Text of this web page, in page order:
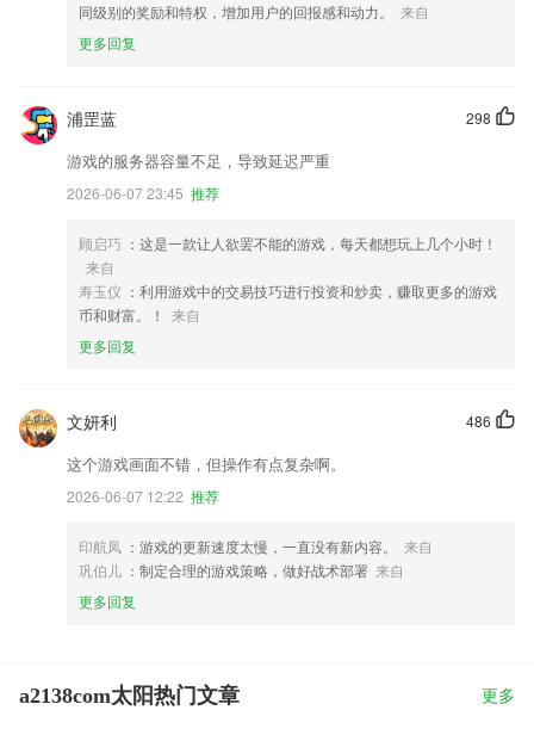
同级别的奖励和特权，增加用户的回报感和动力。
来自
更多回复
298
浦罡蓝
游戏的服务器容量不足，导致延迟严重
2026-06-07 23:45 推荐
顾启巧 ：这是一款让人欲罢不能的游戏，每天都想玩上几个小时！
来自
寿玉仪 ：利用游戏中的交易技巧进行投资和炒卖，赚取更多的游戏
币和财富。！
来自
更多回复
486
文妍利
这个游戏画面不错，但操作有点复杂啊。
2026-06-07 12:22 推荐
印航凤 ：游戏的更新速度太慢，一直没有新内容。
来自
巩伯儿 ：制定合理的游戏策略，做好战术部署 来自
更多回复
a2138com太阳热门文章 更多